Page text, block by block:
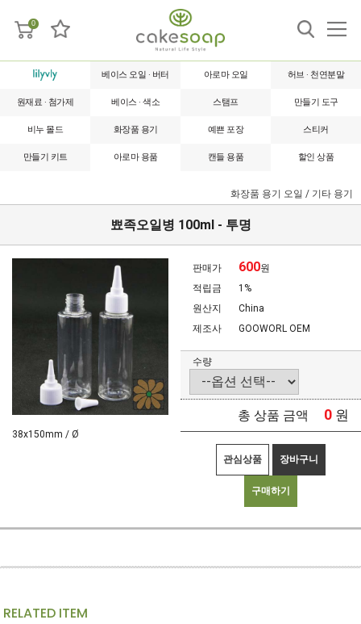
0
베이스 오일 · 버터 아로마 오일 허브 · 천연분말
원재료 · 첨가제 베이스 · 색소 스탬프 만들기 도구
비누 몰드 화장품 용기 예쁜 포장 스티커
만들기 키트 아로마 용품 캔들 용품 할인 상품
화장품 용기 오일 / 기타 용기
뾰족오일병 100ml - 투명
38x150mm / Ø
판매가 600원
적립금
1%
원산지
China
제조사
GOOWORL OEM
수량
총 상품 금액 0 원
관심상품 장바구니
구매하기
RELATED ITEM